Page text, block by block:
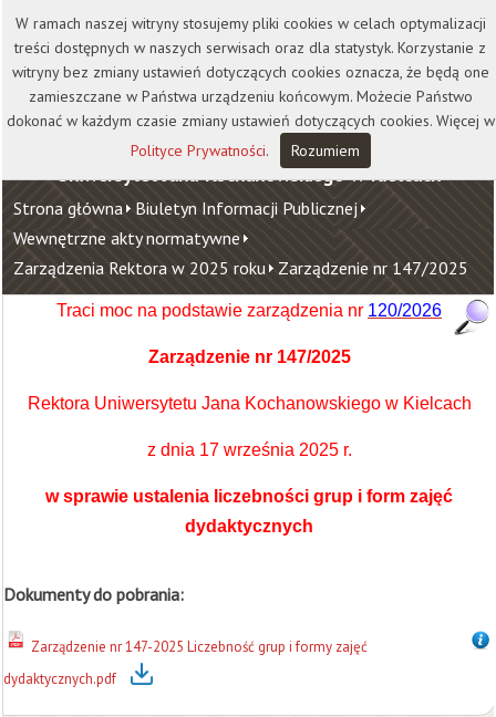
Kontakt Biblioteka
Wydawnictwo
Wirtualna Uczelnia
Uniwersytet Jana Kochanowskiego w Kielcach
Strona główna Biuletyn Informacji Publicznej
Wewnętrzne akty normatywne
Zarządzenia Rektora w 2025 roku Zarządzenie nr 147/2025
Traci moc na podstawie zarządzenia nr 120/2026
Zarządzenie nr 147/2025
Rektora Uniwersytetu Jana Kochanowskiego w Kielcach
z dnia 17 września 2025 r.
w sprawie ustalenia liczebności grup i form zajęć
dydaktycznych
Dokumenty do pobrania:
Zarządzenie nr 147-2025 Liczebność grup i formy zajęć
dydaktycznych.pdf
W ramach naszej witryny stosujemy pliki cookies w celach optymalizacji
treści dostępnych w naszych serwisach oraz dla statystyk. Korzystanie z
witryny bez zmiany ustawień dotyczących cookies oznacza, że będą one
zamieszczane w Państwa urządzeniu końcowym. Możecie Państwo
dokonać w każdym czasie zmiany ustawień dotyczących cookies. Więcej w
Polityce Prywatności. Rozumiem